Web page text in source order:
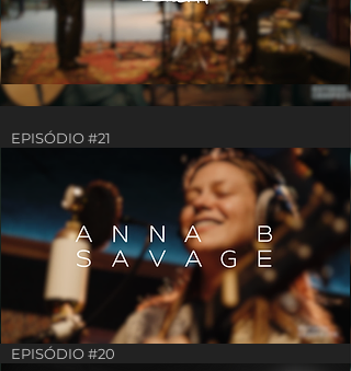
EPISÓDIO #21
EPISÓDIO #20